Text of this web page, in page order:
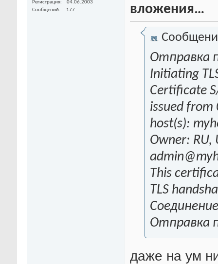
Регистрация
04.06.2003
Сообщений
177 вложения…
Отправка
Initiating
Certificate
issued
host(s):
Owner: RU,
This
TLS
Отправка
даже на ум